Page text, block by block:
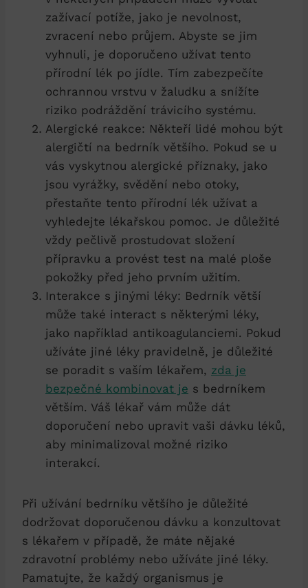
zažívací potíže, jako je nevolnost,
zvracení nebo průjem. Abyste se jim
vyhnuli, je doporučeno užívat tento
přírodní lék po jídle. Tím zabezpečíte
ochrannou vrstvu v žaludku a snížíte
riziko podráždění trávicího systému.
Alergické reakce: Někteří lidé mohou být
alergičtí na bedrník většího. Pokud se u
vás vyskytnou alergické příznaky, jako
jsou vyrážky, svědění nebo otoky,
přestaňte tento přírodní lék užívat a
vyhledejte lékařskou pomoc. Je důležité
vždy pečlivě prostudovat složení
přípravku a provést test na malé ploše
pokožky před jeho prvním užitím.
Interakce s jinými léky: Bedrník větší
může také interact s některými léky,
jako například antikoagulanciemi. Pokud
užíváte jiné léky pravidelně, je důležité
se poradit s vaším lékařem, zda je
bezpečné kombinovat je s bedrníkem
větším. Váš lékař vám může dát
doporučení nebo upravit vaši dávku léků,
aby minimalizoval možné riziko
interakcí.
Při užívání bedrníku většího je důležité
dodržovat doporučenou dávku a konzultovat
s lékařem v případě, že máte nějaké
zdravotní problémy nebo užíváte jiné léky.
Pamatujte, že každý organismus je